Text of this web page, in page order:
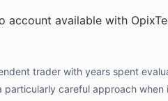
trader with years spent
particularly careful approach when